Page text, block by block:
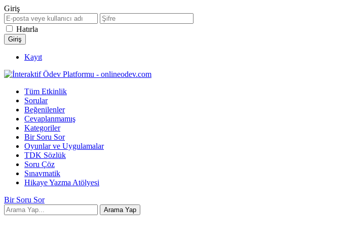
Giriş
Hatırla
Kayıt
Tüm Etkinlik
Sorular
Beğenilenler
Cevaplanmamış
Kategoriler
Bir Soru Sor
Oyunlar ve Uygulamalar
TDK Sözlük
Soru Çöz
Sınavmatik
Hikaye Yazma Atölyesi
Bir Soru Sor